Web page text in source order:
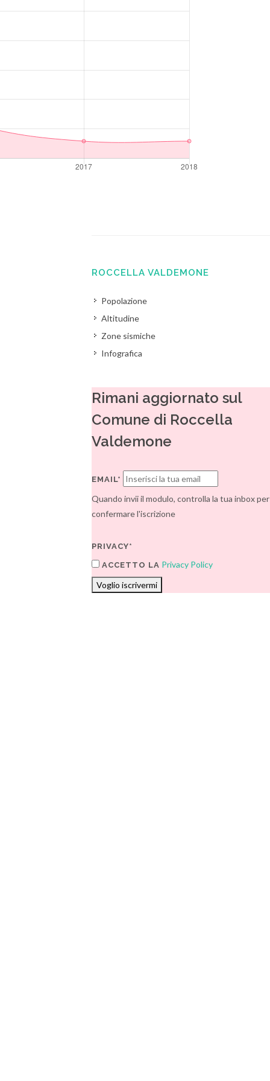
ROCCELLA VALDEMONE
Popolazione
Altitudine
Zone sismiche
Infografica
Rimani aggiornato sul
Comune di Roccella
Valdemone
EMAIL*
Quando invii il modulo, controlla la tua inbox per
confermare l'iscrizione
PRIVACY*
ACCETTO LA Privacy Policy
Voglio iscrivermi